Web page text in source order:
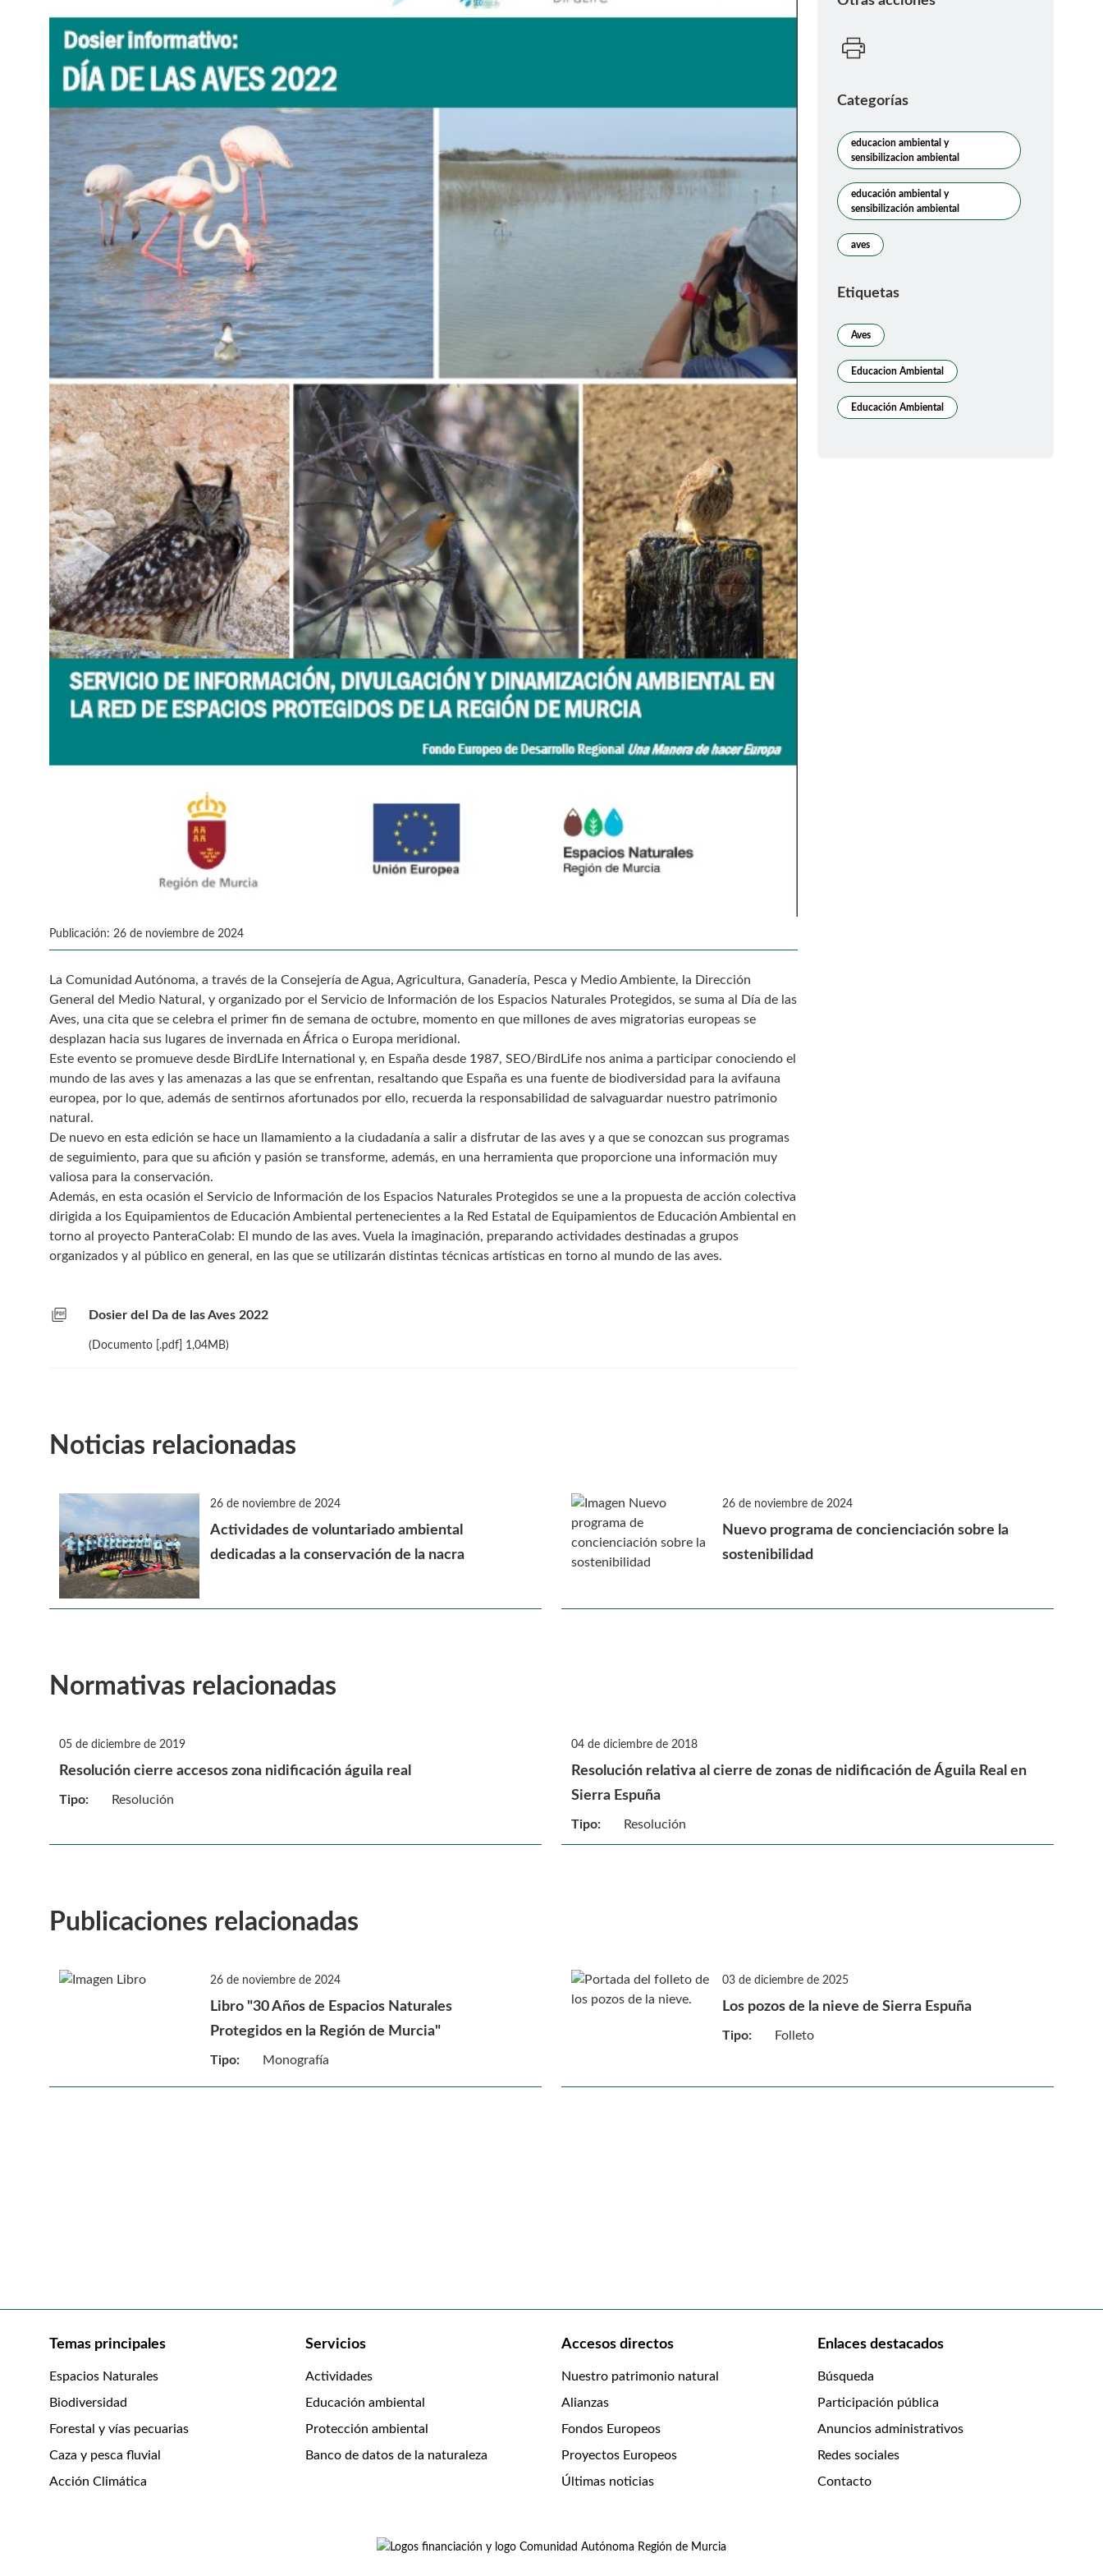
Publicación: 26 de noviembre de 2024
La Comunidad Autónoma, a través de la Consejería de Agua, Agricultura, Ganadería, Pesca y Medio Ambiente, la Dirección
General del Medio Natural, y organizado por el Servicio de Información de los Espacios Naturales Protegidos, se suma al Día de las
Aves, una cita que se celebra el primer fin de semana de octubre, momento en que millones de aves migratorias europeas se
desplazan hacia sus lugares de invernada en África o Europa meridional.
Este evento se promueve desde BirdLife International y, en España desde 1987, SEO/BirdLife nos anima a participar conociendo el
mundo de las aves y las amenazas a las que se enfrentan, resaltando que España es una fuente de biodiversidad para la avifauna
europea, por lo que, además de sentirnos afortunados por ello, recuerda la responsabilidad de salvaguardar nuestro patrimonio
natural.
De nuevo en esta edición se hace un llamamiento a la ciudadanía a salir a disfrutar de las aves y a que se conozcan sus programas
de seguimiento, para que su afición y pasión se transforme, además, en una herramienta que proporcione una información muy
valiosa para la conservación.
Además, en esta ocasión el Servicio de Información de los Espacios Naturales Protegidos se une a la propuesta de acción colectiva
dirigida a los Equipamientos de Educación Ambiental pertenecientes a la Red Estatal de Equipamientos de Educación Ambiental en
torno al proyecto PanteraColab: El mundo de las aves. Vuela la imaginación, preparando actividades destinadas a grupos
organizados y al público en general, en las que se utilizarán distintas técnicas artísticas en torno al mundo de las aves.
picture_as_pdf Dosier del Da de las Aves 2022
(Documento [.pdf] 1,04MB)
Categorías
educacion ambiental y
sensibilizacion ambiental
educación ambiental y
sensibilización ambiental
aves
Etiquetas
Aves
Educacion Ambiental
Educación Ambiental
Noticias relacionadas
26 de noviembre de 2024
Actividades de voluntariado ambiental
dedicadas a la conservación de la nacra
26 de noviembre de 2024
Nuevo programa de concienciación sobre la
sostenibilidad
Normativas relacionadas
05 de diciembre de 2019
Resolución cierre accesos zona nidificación águila real
Tipo: Resolución
04 de diciembre de 2018
Resolución relativa al cierre de zonas de nidificación de Águila Real en
Sierra Espuña
Tipo: Resolución
Publicaciones relacionadas
26 de noviembre de 2024
Libro "30 Años de Espacios Naturales
Protegidos en la Región de Murcia"
Tipo: Monografía
03 de diciembre de 2025
Los pozos de la nieve de Sierra Espuña
Tipo: Folleto
Temas principales
Espacios Naturales
Biodiversidad
Forestal y vías pecuarias
Caza y pesca fluvial
Acción Climática
Servicios
Actividades
Educación ambiental
Protección ambiental
Banco de datos de la naturaleza
Accesos directos
Nuestro patrimonio natural
Alianzas
Fondos Europeos
Proyectos Europeos
Últimas noticias
Enlaces destacados
Búsqueda
Participación pública
Anuncios administrativos
Redes sociales
Contacto